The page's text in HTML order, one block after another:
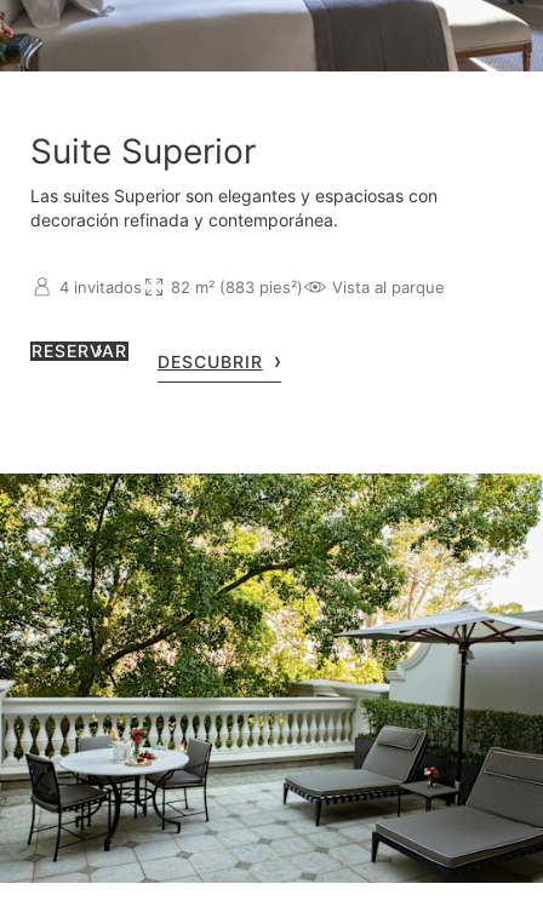
Suite Superior
Las suites Superior son elegantes y espaciosas con
decoración refinada y contemporánea.
4 invitados 82 m² (883 pies²) Vista al parque
RESERVAR
DESCUBRIR